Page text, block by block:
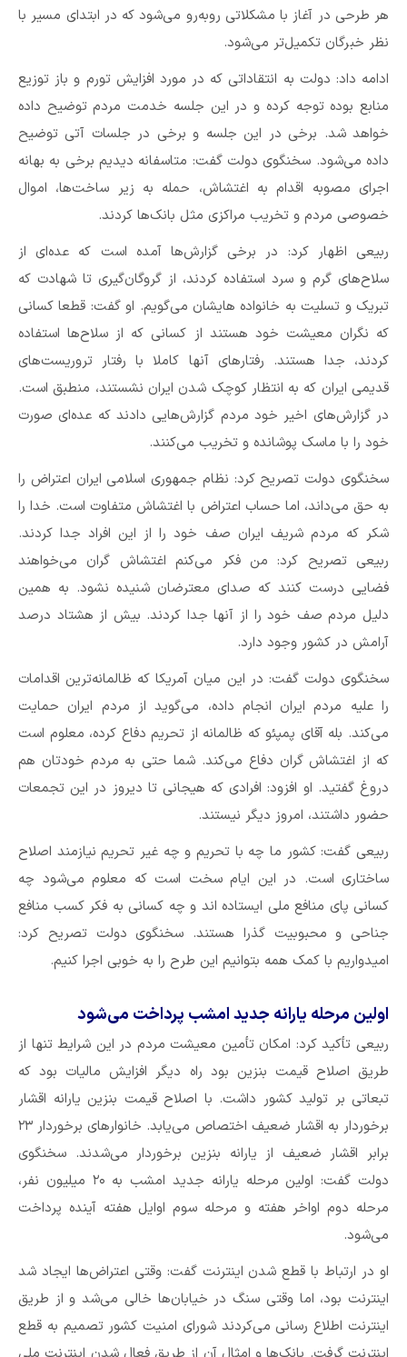
هر طرحی در آغاز با مشکلاتی روبه‌رو می‌شود که در ابتدای مسیر با
نظر خبرگان تکمیل‌تر می‌شود.
ادامه داد: دولت به انتقاداتی که در مورد افزایش تورم و باز توزیع
منابع بوده توجه کرده و در این جلسه خدمت مردم توضیح داده
خواهد شد. برخی در این جلسه و برخی در جلسات آتی توضیح
داده می‌شود. سخنگوی دولت گفت: متاسفانه دیدیم برخی به بهانه
اجرای مصوبه اقدام به اغتشاش، حمله به زیر ساخت‌ها، اموال
خصوصی مردم و تخریب مراکزی مثل بانک‌ها کردند.
ربیعی اظهار کرد: در برخی گزارش‌ها آمده است که عده‌ای از
سلاح‌های گرم و سرد استفاده کردند، از گروگان‌گیری تا شهادت که
تبریک و تسلیت به خانواده هایشان می‌گویم. او گفت: قطعا کسانی
که نگران معیشت خود هستند از کسانی که از سلاح‌ها استفاده
کردند، جدا هستند. رفتار‌های آنها کاملا با رفتار تروریست‌های
قدیمی ایران که به انتظار کوچک شدن ایران نشستند، منطبق است.
در گزارش‌های اخیر خود مردم گزارش‌هایی دادند که عده‌ای صورت
خود را با ماسک پوشانده و تخریب می‌کنند.
سخنگوی دولت تصریح کرد: نظام جمهوری اسلامی ایران اعتراض را
به حق می‌داند، اما حساب اعتراض با اغتشاش متفاوت است. خدا را
شکر که مردم شریف ایران صف خود را از این افراد جدا کردند.
ربیعی تصریح کرد: من فکر می‌کنم اغتشاش گران می‌خواهند
فضایی درست کنند که صدای معترضان شنیده نشود. به همین
دلیل مردم صف خود را از آنها جدا کردند. بیش از هشتاد درصد
آرامش در کشور وجود دارد.
سخنگوی دولت گفت: در این میان آمریکا که ظالمانه‌ترین اقدامات
را علیه مردم ایران انجام داده، می‌گوید از مردم ایران حمایت
می‌کند. بله آقای پمپئو که ظالمانه از تحریم دفاع کرده، معلوم است
که از اغتشاش گران دفاع می‌کند. شما حتی به مردم خودتان هم
دروغ گفتید. او افزود: افرادی که هیجانی تا دیروز در این تجمعات
حضور داشتند، امروز دیگر نیستند.
ربیعی گفت: کشور ما چه با تحریم و چه غیر تحریم نیازمند اصلاح
ساختاری است. در این ایام سخت است که معلوم می‌شود چه
کسانی پای منافع ملی ایستاده اند و چه کسانی به فکر کسب منافع
جناحی و محبوبیت گذرا هستند. سخنگوی دولت تصریح کرد:
امیدواریم با کمک همه بتوانیم این طرح را به خوبی اجرا کنیم.
اولین مرحله یارانه جدید امشب پرداخت می‌شود
ربیعی تأکید کرد: امکان تأمین معیشت مردم در این شرایط تنها از
طریق اصلاح قیمت بنزین بود راه دیگر افزایش مالیات بود که
تبعاتی بر تولید کشور داشت. با اصلاح قیمت بنزین یارانه اقشار
برخوردار به اقشار ضعیف اختصاص می‌یابد. خانوار‌های برخوردار ۲۳
برابر اقشار ضعیف از یارانه بنزین برخوردار می‌شدند. سخنگوی
دولت گفت: اولین مرحله یارانه جدید امشب به ۲۰ میلیون نفر،
مرحله دوم اواخر هفته و مرحله سوم اوایل هفته آینده پرداخت
می‌شود.
او در ارتباط با قطع شدن اینترنت گفت: وقتی اعتراض‌ها ایجاد شد
اینترنت بود، اما وقتی سنگ در خیابان‌ها خالی می‌شد و از طریق
اینترنت اطلاع رسانی می‌کردند شورای امنیت کشور تصمیم به قطع